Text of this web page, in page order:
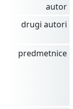
autor
drugi autori
predmetnice